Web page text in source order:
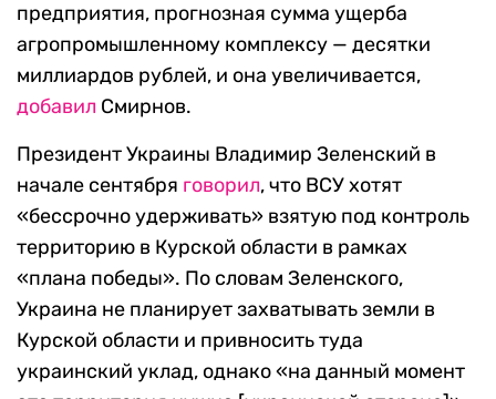
предприятия, прогнозная сумма ущерба
агропромышленному комплексу — десятки
миллиардов рублей, и она увеличивается,
добавил Смирнов.
Президент Украины Владимир Зеленский в
начале сентября говорил, что ВСУ хотят
«бессрочно удерживать» взятую под контроль
территорию в Курской области в рамках
«плана победы». По словам Зеленского,
Украина не планирует захватывать земли в
Курской области и привносить туда
украинский уклад, однако «на данный момент